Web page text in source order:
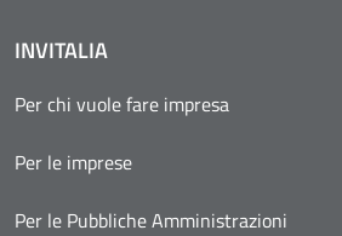
INVITALIA
Per chi vuole fare impresa
Per le imprese
Per le Pubbliche Amministrazioni